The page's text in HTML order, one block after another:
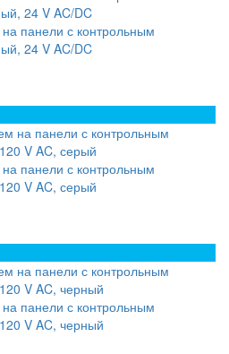
панели с контрольным
24 V AC/DC
панели с контрольным
V AC, серый
панели с контрольным
V AC, черный